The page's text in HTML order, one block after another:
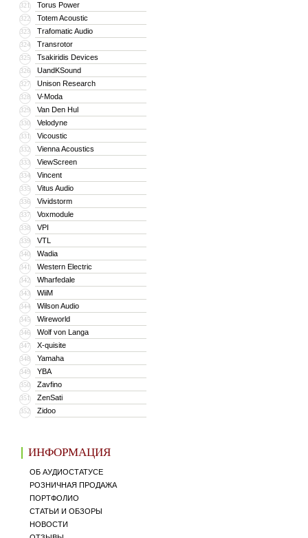
321 Torus Power
322 Totem Acoustic
323 Trafomatic Audio
324 Transrotor
325 Tsakiridis Devices
326 UandKSound
327 Unison Research
328 V-Moda
329 Van Den Hul
330 Velodyne
331 Vicoustic
332 Vienna Acoustics
333 ViewScreen
334 Vincent
335 Vitus Audio
336 Vividstorm
337 Voxmodule
338 VPI
339 VTL
340 Wadia
341 Western Electric
342 Wharfedale
343 WiiM
344 Wilson Audio
345 Wireworld
346 Wolf von Langa
347 X-quisite
348 Yamaha
349 YBA
350 Zavfino
351 ZenSati
352 Zidoo
ИНФОРМАЦИЯ
ОБ АУДИОСТАТУСЕ
РОЗНИЧНАЯ ПРОДАЖА
ПОРТФОЛИО
СТАТЬИ И ОБЗОРЫ
НОВОСТИ